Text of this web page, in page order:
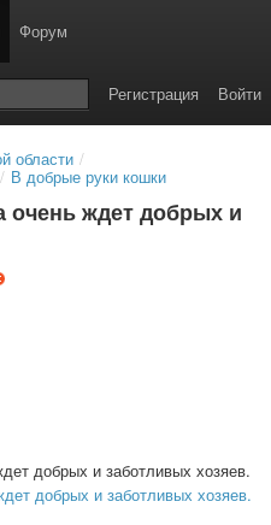
Форум
Войти
Регистрация
области /
/ В добрые руки кошки
очень ждет добрых и